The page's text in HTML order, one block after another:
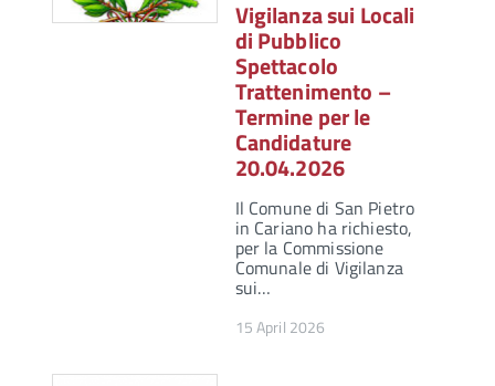
Vigilanza sui Locali
di Pubblico
Spettacolo
Trattenimento –
Termine per le
Candidature
20.04.2026
Il Comune di San Pietro
in Cariano ha richiesto,
per la Commissione
Comunale di Vigilanza
sui…
15 April 2026